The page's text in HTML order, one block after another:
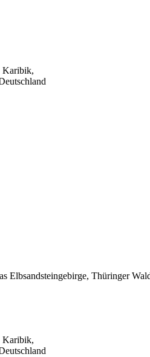
Karibik,
Elbsandsteingebirge, Thüringer
Karibik,